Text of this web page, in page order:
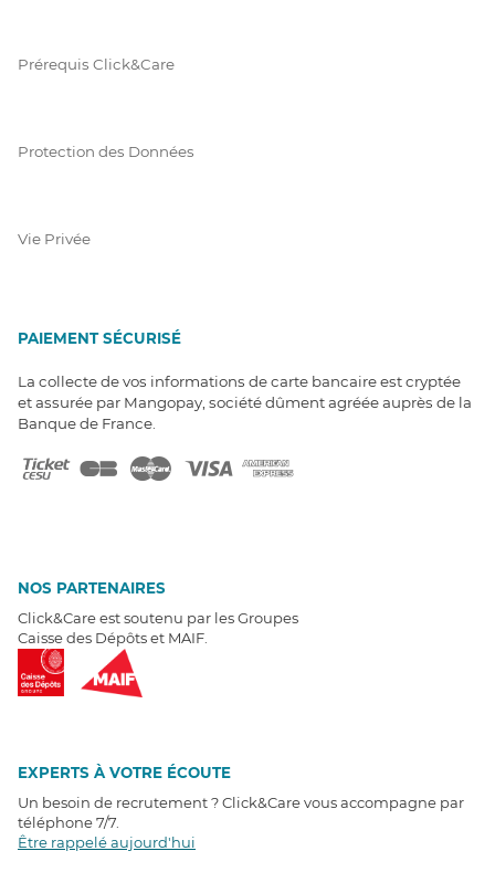
Prérequis Click&Care
Protection des Données
Vie Privée
PAIEMENT SÉCURISÉ
La collecte de vos informations de carte bancaire est cryptée
et assurée par Mangopay, société dûment agréée auprès de la
Banque de France.
NOS PARTENAIRES
Click&Care est soutenu par les Groupes
Caisse des Dépôts et MAIF.
EXPERTS À VOTRE ÉCOUTE
Un besoin de recrutement ? Click&Care vous accompagne par
téléphone 7/7
Être rappelé aujourd'hui